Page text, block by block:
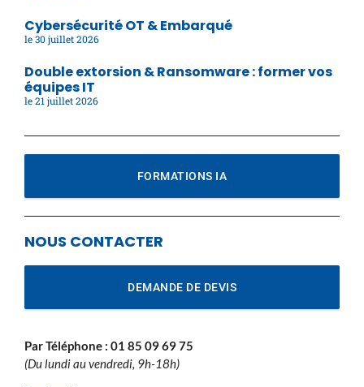
Cybersécurité OT & Embarqué
30 juillet 2026
Double extorsion & Ransomware : former vos
équipes IT
21 juillet 2026
FORMATIONS IA
NOUS CONTACTER
DEMANDE DE DEVIS
Par Téléphone : 01 85 09 69 75
(Du lundi au vendredi, 9h-18h)